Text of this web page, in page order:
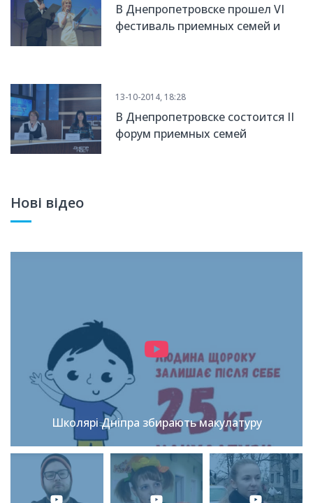
В Днепропетровске прошел VI
фестиваль приемных семей и
13-10-2014, 18:28
В Днепропетровске состоится II
форум приемных семей
Нові відео
Школярі Дніпра збирають макулатуру